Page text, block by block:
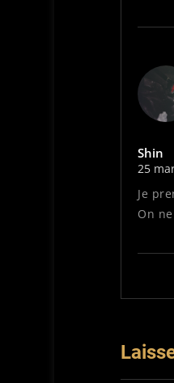
Shin
25
Je
On